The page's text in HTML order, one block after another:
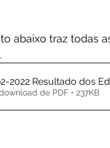
abaixo traz todas
2022 Resultado dos
de PDF • 237KB